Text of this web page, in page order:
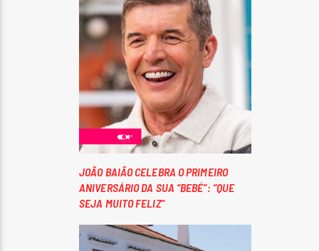
JOÃO BAIÃO CELEBRA O PRIMEIRO
ANIVERSÁRIO DA SUA “BEBÉ”: “QUE
SEJA MUITO FELIZ”